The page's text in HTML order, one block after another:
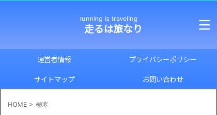
running is traveling
走るは旅なり
運営者情報
プライバシーポリシー
サイトマップ
お問い合わせ
HOME > 極寒